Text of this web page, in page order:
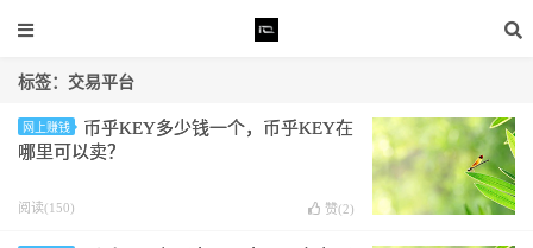
标签：交易平台
网上赚钱
币乎KEY多少钱一个，币乎KEY在
哪里可以卖？
阅读(150) 赞(2)